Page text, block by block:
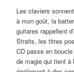
Les claviers
à mon goût, la
guitares rappellent
Straits, les titres
CD passe en
de magie qui tient à